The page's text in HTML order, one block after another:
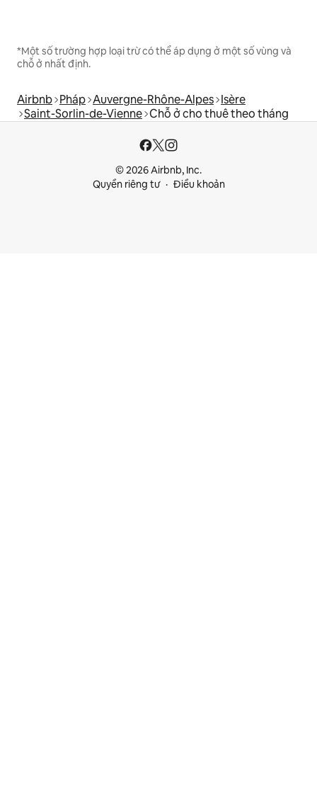
*Một số trường hợp loại trừ có thể áp dụng ở một số vùng và
chỗ ở nhất định.
Airbnb Pháp Auvergne-Rhône-Alpes Isère
Saint-Sorlin-de-Vienne Chỗ ở cho thuê theo tháng
© 2026 Airbnb, Inc.
Quyền riêng tư
Điều khoản